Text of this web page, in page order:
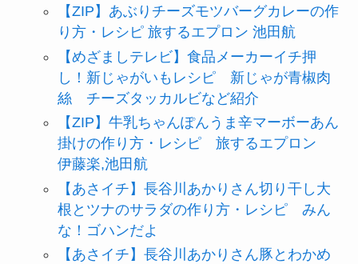
【ZIP】あぶりチーズモツバーグカレーの作
り方・レシピ 旅するエプロン 池田航
【めざましテレビ】食品メーカーイチ押
し！新じゃがいもレシピ 新じゃが青椒肉
絲 チーズタッカルビなど紹介
【ZIP】牛乳ちゃんぽんうま辛マーボーあん
掛けの作り方・レシピ 旅するエプロン
伊藤楽,池田航
【あさイチ】長谷川あかりさん切り干し大
根とツナのサラダの作り方・レシピ みん
な！ゴハンだよ
【あさイチ】長谷川あかりさん豚とわかめ